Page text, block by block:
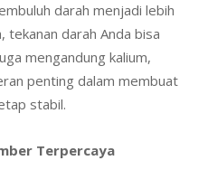
darah menjadi lebih
tekanan darah Anda bisa
mengandung kalium,
penting dalam membuat
stabil.
Terpercaya